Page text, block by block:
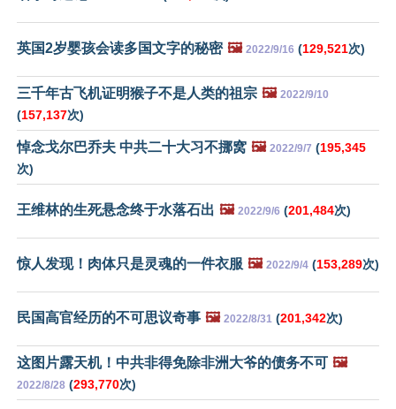
英国2岁婴孩会读多国文字的秘密 🖼️ 2022/9/16 (129,521次)
三千年古飞机证明猴子不是人类的祖宗 🖼️ 2022/9/10
(157,137次)
悼念戈尔巴乔夫 中共二十大习不挪窝 🖼️ 2022/9/7 (195,345
次)
王维林的生死悬念终于水落石出 🖼️ 2022/9/6 (201,484次)
惊人发现！肉体只是灵魂的一件衣服 🖼️ 2022/9/4 (153,289次)
民国高官经历的不可思议奇事 🖼️ 2022/8/31 (201,342次)
这图片露天机！中共非得免除非洲大爷的债务不可 🖼️
2022/8/28 (293,770次)